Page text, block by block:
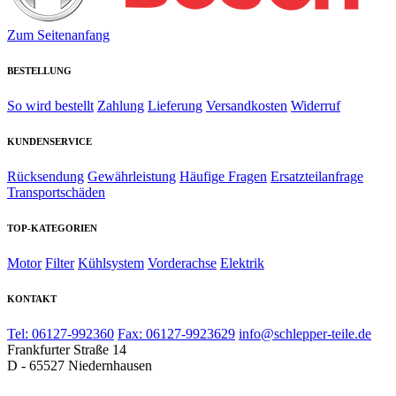
Zum Seitenanfang
BESTELLUNG
So wird bestellt Zahlung Lieferung Versandkosten Widerruf
KUNDENSERVICE
Rücksendung Gewährleistung Häufige Fragen Ersatzteilanfrage
Transportschäden
TOP-KATEGORIEN
Motor Filter Kühlsystem Vorderachse Elektrik
KONTAKT
Tel: 06127-992360 Fax: 06127-9923629 info@schlepper-teile.de
Frankfurter Straße 14
D - 65527 Niedernhausen